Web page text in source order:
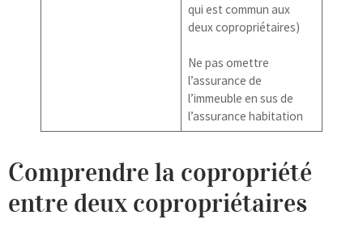
qui est commun aux
deux copropriétaires)
Ne pas omettre
l’assurance de
l’immeuble en sus de
l’assurance habitation
Comprendre la copropriété
entre deux copropriétaires